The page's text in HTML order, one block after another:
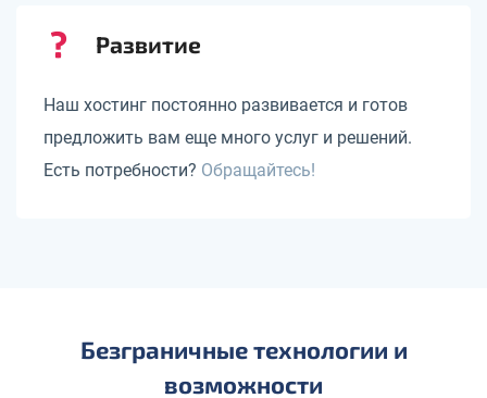
Развитие
Наш хостинг постоянно развивается и готов
предложить вам еще много услуг и решений.
Есть потребности? Обращайтесь!
Безграничные технологии и
возможности